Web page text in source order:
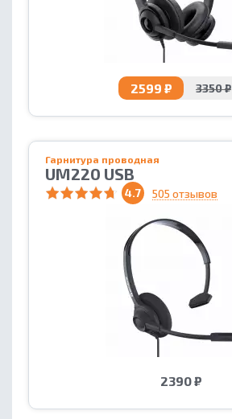
2599 ₽ 3350 ₽
Гарнитура проводная
UM220 USB
4.7 505 отзывов
2390 ₽